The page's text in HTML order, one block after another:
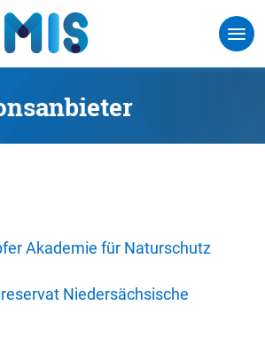
Akademie für Naturschutz
Niedersächsische